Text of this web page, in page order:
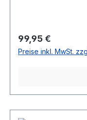
Regulärer Preis:
99,95 €
Preise inkl. MwSt.